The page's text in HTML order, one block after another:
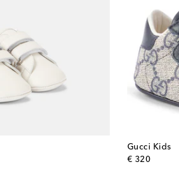
Gucci Kids
€ 320
original price